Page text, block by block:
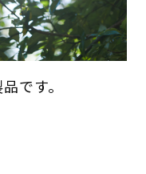
です。